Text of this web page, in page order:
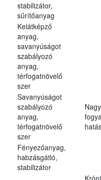
stabilizátor,
sűrítőanyag
Kelátképző
anyag,
savanyúságot
szabályozó
anyag,
térfogatnövelő
szer
Savanyúságot
szabályozó
anyag,
térfogatnövelő
szer
Fényezőanyag,
habzásgátló,
stabilizátor